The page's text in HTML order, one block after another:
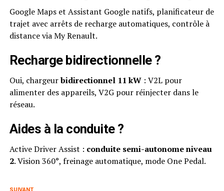
Google Maps et Assistant Google natifs, planificateur de
trajet avec arrêts de recharge automatiques, contrôle à
distance via My Renault.
Recharge bidirectionnelle ?
Oui, chargeurbidirectionnel 11 kW: V2L pour
alimenter des appareils, V2G pour réinjecter dans le
réseau.
Aides à la conduite ?
Active Driver Assist : conduite semi-autonome niveau
2. Vision 360°, freinage automatique, mode One Pedal.